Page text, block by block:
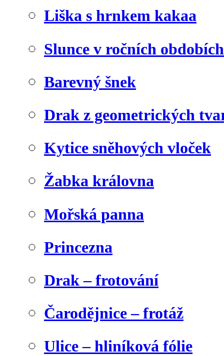
Liška s hrnkem kakaa
Slunce v ročních obdobích
Barevný šnek
Drak z geometrických
Kytice sněhových vloček
Žabka královna
Mořská panna
Princezna
Drak – frotování
Čarodějnice – frotáž
Ulice – hliníková fólie